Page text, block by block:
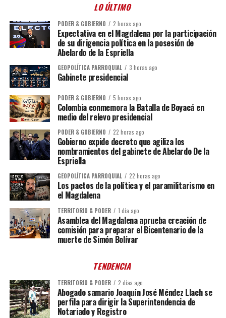
LO ÚLTIMO
PODER & GOBIERNO 2 horas ago
Expectativa en el Magdalena por la participación
de su dirigencia política en la posesión de
Abelardo de la Espriella
GEOPOLÍTICA PARROQUIAL 3 horas ago
Gabinete presidencial
PODER & GOBIERNO 5 horas ago
Colombia conmemora la Batalla de Boyacá en
medio del relevo presidencial
PODER & GOBIERNO 22 horas ago
Gobierno expide decreto que agiliza los
nombramientos del gabinete de Abelardo De la
Espriella
GEOPOLÍTICA PARROQUIAL 22 horas ago
Los pactos de la política y el paramilitarismo en
el Magdalena
TERRITORIO & PODER 1 día ago
Asamblea del Magdalena aprueba creación de
comisión para preparar el Bicentenario de la
muerte de Simón Bolívar
TENDENCIA
TERRITORIO & PODER 2 días ago
Abogado samario Joaquín José Méndez Llach se
perfila para dirigir la Superintendencia de
Notariado y Registro